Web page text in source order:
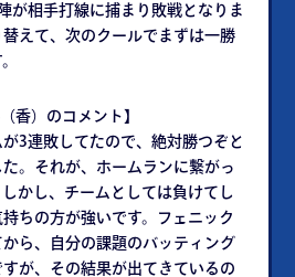
が相手打線に捕まり敗戦となりま
えて、次のクールでまずは一勝
香）のコメント】
3連敗してたので、絶対勝つぞと
。それが、ホームランに繋がっ
かし、チームとしては負けてし
ちの方が強いです。フェニック
ら、自分の課題のバッティング
が、その結果が出てきているの